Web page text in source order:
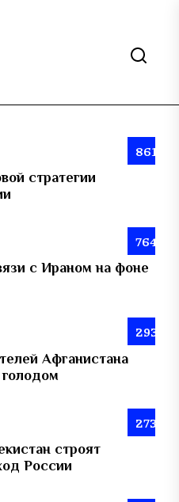
861
стратегии
764
с Ираном на фоне
293
Афганистана
273
строят
России